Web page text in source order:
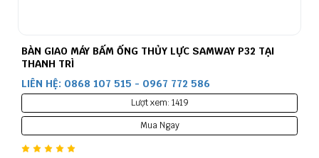
BÀN GIAO MÁY BẤM ỐNG THỦY LỰC SAMWAY P32 TẠI
THANH TRÌ
LIÊN HỆ: 0868 107 515 - 0967 772 586
Lượt xem: 1419
Mua Ngay